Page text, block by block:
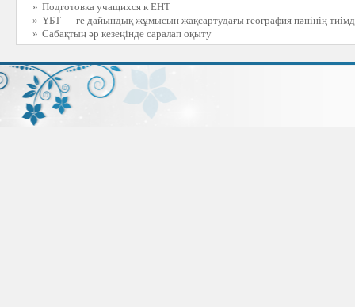
» Подготовка учащихся к ЕНТ
» ҰБТ — ге дайындық жұмысын жақсартудағы география пәнінің тиімді
» Сабақтың әр кезеңінде саралап оқыту